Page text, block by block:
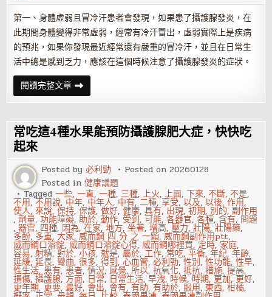
第一、身體虛弱且冒冷汗患者會發現，如果患了攝護腺發炎，在
此期間身體變得非常虛弱，經常有冷汗冒出，虛弱實際上是疾病
的預兆，如果你發現最近經常還有嚴重的冒冷汗，並且在日常生
活中總是感到乏力，應該在這個時候注意了攝護腺發炎的症狀。
閱讀完整文章男
人
身
出
現
這
征
兆
說
明
是
攝
護
腺
發
炎
來
了，
一
定
要
警
常吃這4種水果能預防攝護腺肥大症，快快吃
起來
Posted by必利勁 Posted on20260128
Posted in健康議題
Tagged一些,一直,一種, 三種,上火,上面,下來,不斷,不是,
不用,不用說, 中年, 中年人, 中有,二種,享受,以及,以後,作用,
使人,來說,保持,保護,做好,健康,具有, 出現,初期, 別的,副作用
,劑量,功能障礙,助於,動作, 受到,可能,各器官,各種,含有, 問題
,器官, 四種, 因為,在家,地方,坐著,增高,壓力,壯陽,壯陽藥,
多酚, 多重,大家,威而鋼 四 分 之 一顆,威而鋼副作用ptt,
威而鋼口溶錠,威而鋼口溶錠心得,威而鋼哪裡買, 定時, 家庭,
容易,射精,對於,小孩,就是,屬於,工作, 常吃,平衡,年紀,年齡,
延緩,延長, 彎曲,很多,得到,心血管,必利勁,性別,性功能,性早,
性生活, 患有, 患者,情況,感覺,所以,抗氧化,抵抗,措施,提高,
損傷,攝護腺, 方面, 日常, 日常生活,早洩, 時候, 時期, 更加, 更好,
更年期, 更要,最好, 會出, 會有,有助,有助於,服用,東西,柑橘,